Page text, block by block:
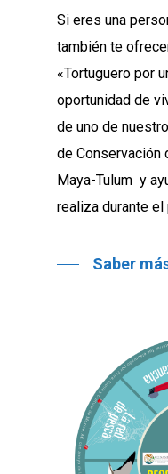
Si eres una
también te
«Tortuguero por
oportunidad de
de uno de
de Conservación
Maya-Tulum y
realiza durante el
Saber